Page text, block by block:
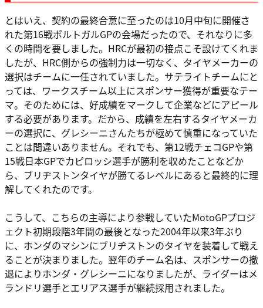
とはいえ、契約の最終合意に至ったのは10月中旬に開催さ
れた第16戦ポルトガルGPの会場だったので、それなりに多
くの時間を要しました。HRCが最初の接点こそ設けてくれま
したが、HRC側からの強制力は一切なく、タイヤメーカーの
選択はチームに一任されていました。サテライトチームにと
っては、ワークスチーム以上にスポンサー獲得が重要なテー
マ。そのためには、好成績をマークして企業などにアピール
する必要があります。だから、成績を左右するタイヤメーカ
ーの選択に、グレシーニさんたちが極めて慎重になっていた
ことは間違いありません。それでも、第12戦チェコGPや第
15戦日本GPでカピロッシ選手が勝利を収めたことなどか
ら、ブリヂストンタイヤが勝てるレベルにあると最終的に理
解してくれたのです。
こうして、こちらの主導により参戦していたMotoGPプロジ
ェクト初期段階3年間の最後となった2004年以来3年ぶり
に、ホンダのマシンにブリヂストンのタイヤを装着して戦え
ることが決まりました。翌年のチーム名は、スポンサーの撤
退によりホンダ・グレシーニになりましたが、ライダーはメ
ランドリ選手とエリアス選手が継続採用されました。